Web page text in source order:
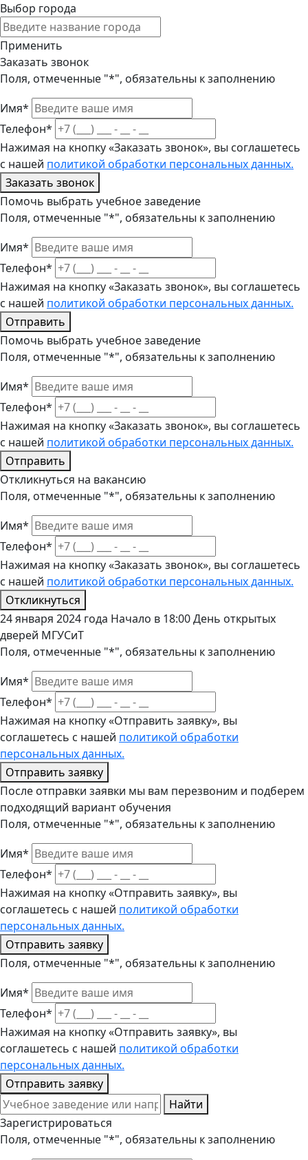
Выбор города
Применить
Заказать звонок
Поля, отмеченные "*", обязательны к заполнению
Имя*
Телефон*
Нажимая на кнопку «Заказать звонок», вы соглашетесь
с нашей политикой обработки персональных данных.
Заказать звонок
Помочь выбрать учебное заведение
Поля, отмеченные "*", обязательны к заполнению
Имя*
Телефон*
Нажимая на кнопку «Заказать звонок», вы соглашетесь
с нашей политикой обработки персональных данных.
Отправить
Помочь выбрать учебное заведение
Поля, отмеченные "*", обязательны к заполнению
Имя*
Телефон*
Нажимая на кнопку «Заказать звонок», вы соглашетесь
с нашей политикой обработки персональных данных.
Отправить
Откликнуться на вакансию
Поля, отмеченные "*", обязательны к заполнению
Имя*
Телефон*
Нажимая на кнопку «Заказать звонок», вы соглашетесь
с нашей политикой обработки персональных данных.
Откликнуться
24 января 2024 года Начало в 18:00 День открытых
дверей МГУСиТ
Поля, отмеченные "*", обязательны к заполнению
Имя*
Телефон*
Нажимая на кнопку «Отправить заявку», вы
соглашетесь с нашей политикой обработки
персональных данных.
Отправить заявку
После отправки заявки мы вам перезвоним и подберем
подходящий вариант обучения
Поля, отмеченные "*", обязательны к заполнению
Имя*
Телефон*
Нажимая на кнопку «Отправить заявку», вы
соглашетесь с нашей политикой обработки
персональных данных.
Отправить заявку
Поля, отмеченные "*", обязательны к заполнению
Имя*
Телефон*
Нажимая на кнопку «Отправить заявку», вы
соглашетесь с нашей политикой обработки
персональных данных.
Отправить заявку
Найти
Зарегистрироваться
Поля, отмеченные "*", обязательны к заполнению